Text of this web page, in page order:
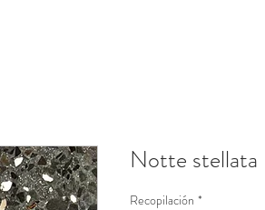
Notte stellata
Recopilación *